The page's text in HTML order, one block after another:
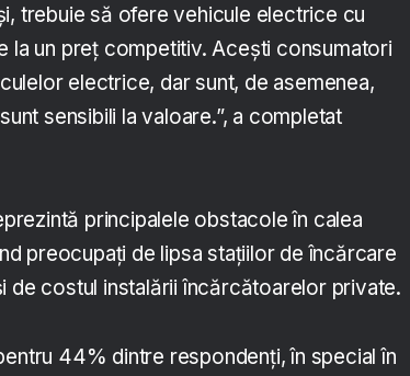
trebuie să ofere vehicule electrice cu
un preț competitiv. Acești consumatori
electrice, dar sunt, de asemenea,
sensibili la valoare.”, a completat
principalele obstacole în calea
preocupați de lipsa stațiilor de încărcare
de costul instalării încărcătoarelor private.
44% dintre respondenți, în special în